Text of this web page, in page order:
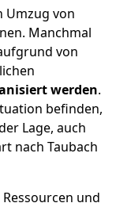
Umzug von
Manchmal
von
werden.
befinden,
Lage, auch
nach Taubach
und